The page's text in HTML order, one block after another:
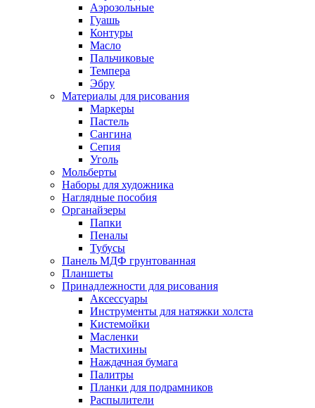
Аэрозольные
Гуашь
Контуры
Масло
Пальчиковые
Темпера
Эбру
Материалы для рисования
Маркеры
Пастель
Сангина
Сепия
Уголь
Мольберты
Наборы для художника
Наглядные пособия
Органайзеры
Папки
Пеналы
Тубусы
Панель МДФ грунтованная
Планшеты
Принадлежности для рисования
Аксессуары
Инструменты для натяжки холста
Кистемойки
Масленки
Мастихины
Наждачная бумага
Палитры
Планки для подрамников
Распылители